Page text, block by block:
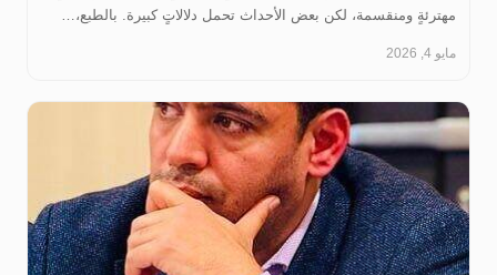
مهترئةٍ ومنقسمة، لكن بعض الأحداث تحمل دلالاتٍ كبيرة. بالطبع،…
مايو 4, 2026